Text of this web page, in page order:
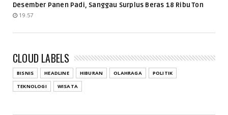
Desember Panen Padi, Sanggau Surplus Beras 18 Ribu Ton
19.57
CLOUD LABELS
BISNIS HEADLINE HIBURAN OLAHRAGA
POLITIK
TEKNOLOGI
WISATA